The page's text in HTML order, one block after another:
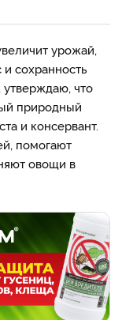
урожай,
сохранность
утверждаю, что
природный
и консервант.
помогают
овощи в